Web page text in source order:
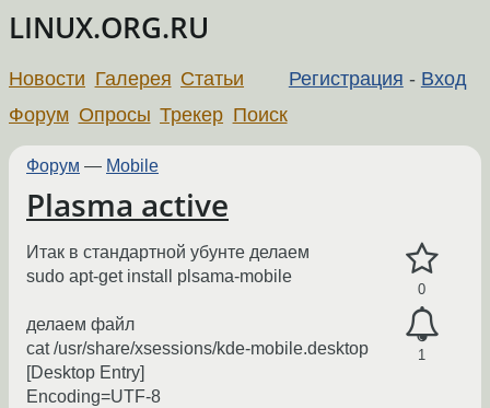
LINUX.ORG.RU
Регистрация - Вход
Новости Галерея Статьи
Форум Опросы Трекер Поиск
Форум — Mobile
Plasma active
0
1
Итак в стандартной убунте делаем
sudo apt-get install plsama-mobile
делаем файл
cat /usr/share/xsessions/kde-mobile.desktop
[Desktop Entry]
Encoding=UTF-8